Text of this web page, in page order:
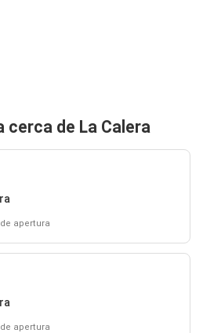
cerca de La Calera
apertura
apertura